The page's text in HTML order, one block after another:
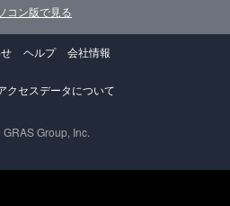
コン版で見る
ヘルプ 会社情報
クセスデータについて
Group, Inc.